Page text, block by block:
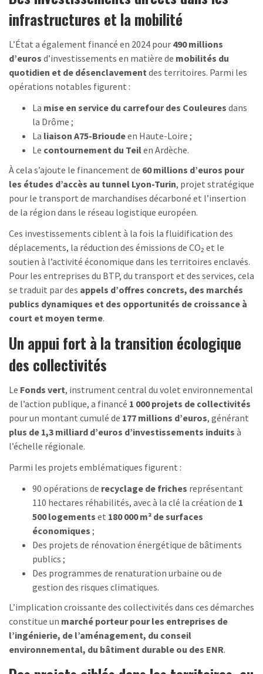
infrastructures et la mobilité
L’État a également financé en 2024 pour 490 millions
d’euros d’investissements en matière de mobilités du
quotidien et de désenclavement des territoires. Parmi les
opérations notables figurent :
La mise en service du carrefour des Couleures dans
la Drôme ;
La liaison A75-Brioudeen Haute-Loire ;
Le contournement du Teilen Ardèche.
À cela s’ajoute le financement de 60 millions d’euros pour
les études d’accès au tunnel Lyon-Turin, projet stratégique
pour le transport de marchandises décarboné et l’insertion
de la région dans le réseau logistique européen.
Ces investissements ciblent à la fois la fluidification des
déplacements, la réduction des émissions de CO₂ et le
soutien à l’activité économique dans les territoires enclavés.
Pour les entreprises du BTP, du transport et des services, cela
se traduit par des appels d’offres concrets, des marchés
publics dynamiques et des opportunités de croissance à
court et moyen terme.
Un appui fort à la transition écologique
des collectivités
Le Fonds vert, instrument central du volet environnemental
de l’action publique, a financé 1 000 projets de collectivités
pour un montant cumulé de 177 millions d’euros, générant
plus de 1,3 milliard d’euros d’investissements induits à
l’échelle régionale.
Parmi les projets emblématiques figurent :
90 opérations de recyclage de friches représentant
110 hectares réhabilités, avec à la clé la création de 1
500 logements et 180 000 m² de surfaces
économiques ;
Des projets de rénovation énergétique de bâtiments
publics ;
Des programmes de renaturation urbaine ou de
gestion des risques climatiques.
L’implication croissante des collectivités dans ces démarches
constitue un marché porteur pour les entreprises de
l’ingénierie, de l’aménagement, du conseil
environnemental, du bâtiment durable ou des ENR.